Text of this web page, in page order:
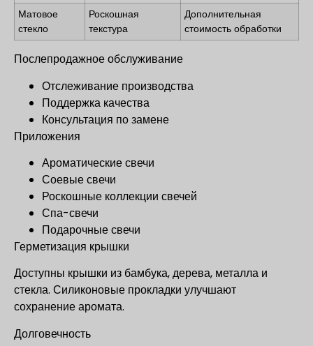
Матовое
стекло
Роскошная
текстура
Дополнительная
стоимость обработки
Послепродажное обслуживание
Отслеживание производства
Поддержка качества
Консультация по замене
Приложения
Ароматические свечи
Соевые свечи
Роскошные коллекции свечей
Спа-свечи
Подарочные свечи
Герметизация крышки
Доступны крышки из бамбука, дерева, металла и
стекла. Силиконовые прокладки улучшают
сохранение аромата.
Долговечность